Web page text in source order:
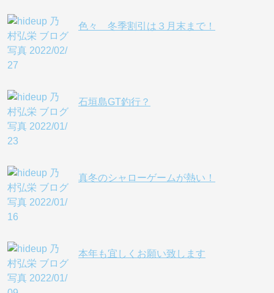
色々 冬季割引は３月末まで！
石垣島GT釣行？
真冬のシャローゲームが熱い！
本年も宜しくお願い致します